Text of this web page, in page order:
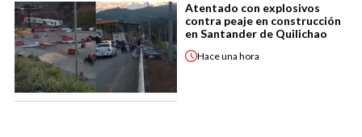
Atentado con explosivos
contra peaje en construcción
en Santander de Quilichao
Haceuna hora